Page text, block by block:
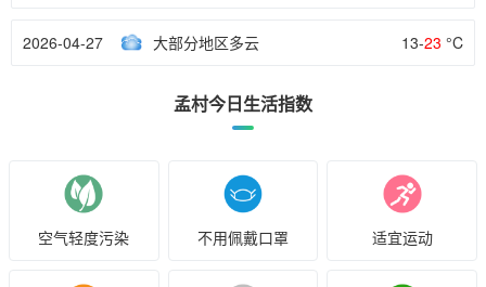
2026-04-27 大部分地区多云 13-23 °C
孟村今日生活指数
空气轻度污染 不用佩戴口罩 适宜运动